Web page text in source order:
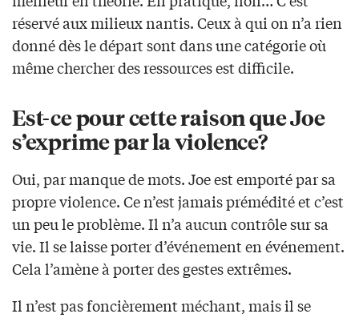
réservé aux milieux nantis. Ceux à qui on n’a rien
donné dès le départ sont dans une catégorie où
même chercher des ressources est difficile.
Est-ce pour cette raison que Joe
s’exprime par la violence?
Oui, par manque de mots. Joe est emporté par sa
propre violence. Ce n’est jamais prémédité et c’est
un peu le problème. Il n’a aucun contrôle sur sa
vie. Il se laisse porter d’événement en événement.
Cela l’amène à porter des gestes extrêmes.
Il n’est pas foncièrement méchant, mais il se